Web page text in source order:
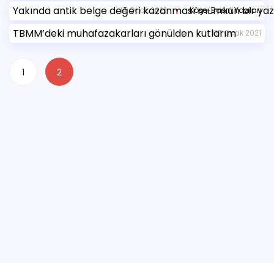
Yakında antik belge değeri kazanması mümkün bir
14 Ocak 2021 Köşe-Basın Yazıları
TBMM’deki muhafazakarları gönülden kutlarım07 Ocak 2021
1 2